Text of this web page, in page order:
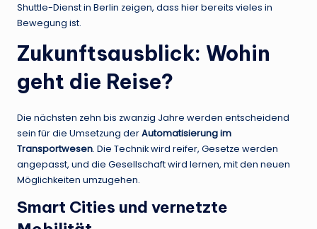
Shuttle-Dienst in Berlin zeigen, dass hier bereits vieles in
Bewegung ist.
Zukunftsausblick: Wohin
geht die Reise?
Die nächsten zehn bis zwanzig Jahre werden entscheidend
sein für die Umsetzung derAutomatisierung im
Transportwesen. Die Technik wird reifer, Gesetze werden
angepasst, und die Gesellschaft wird lernen, mit den neuen
Möglichkeiten umzugehen.
Smart Cities und vernetzte